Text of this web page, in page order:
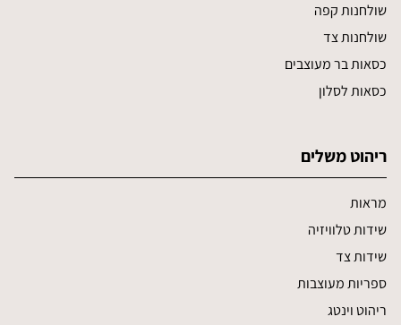
שולחנות קפה
שולחנות צד
כסאות בר מעוצבים
כסאות לסלון
ריהוט משלים
מראות
שידות טלוויזיה
שידות צד
ספריות מעוצבות
ריהוט וינטג